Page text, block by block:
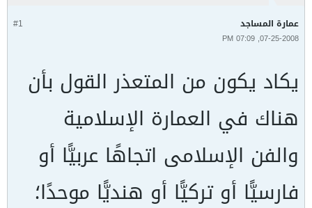
#1 عمارة المساجد
07-25-2008, 07:09 PM
يكاد يكون من المتعذر القول بأن
هناك في العمارة الإسلامية
والفن الإسلامى اتجاهًا عربيًّا أو
فارسيًّا أو تركيًّا أو هنديًّا موحدًا؛